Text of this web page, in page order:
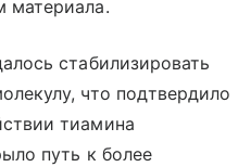
материала.
стабилизировать
что подтвердило
тиамина
путь к более